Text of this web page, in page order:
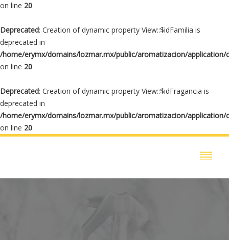
on line 20
Deprecated: Creation of dynamic property View::$idFamilia is
deprecated in
/home/erymx/domains/lozmar.mx/public/aromatizacion/application/
on line 20
Deprecated: Creation of dynamic property View::$idFragancia is
deprecated in
/home/erymx/domains/lozmar.mx/public/aromatizacion/application/
on line 20